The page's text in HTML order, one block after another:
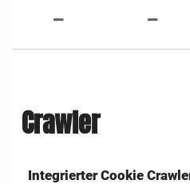
Crawler
Integrierter Cookie